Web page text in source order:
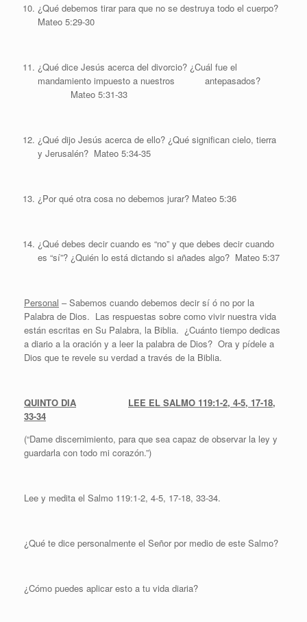
¿Qué debemos tirar para que no se destruya todo el cuerpo?
Mateo 5:29-30
¿Qué dice Jesús acerca del divorcio? ¿Cuál fue el
mandamiento impuesto a nuestros antepasados?
Mateo 5:31-33
¿Qué dijo Jesús acerca de ello? ¿Qué significan cielo, tierra
y Jerusalén? Mateo 5:34-35
¿Por qué otra cosa no debemos jurar? Mateo 5:36
¿Qué debes decir cuando es “no” y que debes decir cuando
es “sí”? ¿Quién lo está dictando si añades algo? Mateo 5:37
Personal – Sabemos cuando debemos decir sí ó no por la
Palabra de Dios. Las respuestas sobre como vivir nuestra vida
están escritas en Su Palabra, la Biblia. ¿Cuánto tiempo dedicas
a diario a la oración y a leer la palabra de Dios? Ora y pídele a
Dios que te revele su verdad a través de la Biblia.
QUINTO DIA
LEE EL SALMO 119:1-2, 4-5, 17-18,
33-34
(“Dame discernimiento, para que sea capaz de observar la ley y
guardarla con todo mi corazón.”)
Lee y medita el Salmo 119:1-2, 4-5, 17-18, 33-34.
¿Qué te dice personalmente el Señor por medio de este Salmo?
¿Cómo puedes aplicar esto a tu vida diaria?